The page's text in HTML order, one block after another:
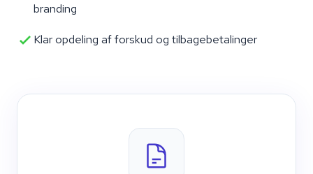
branding
Klar opdeling af forskud og tilbagebetalinger